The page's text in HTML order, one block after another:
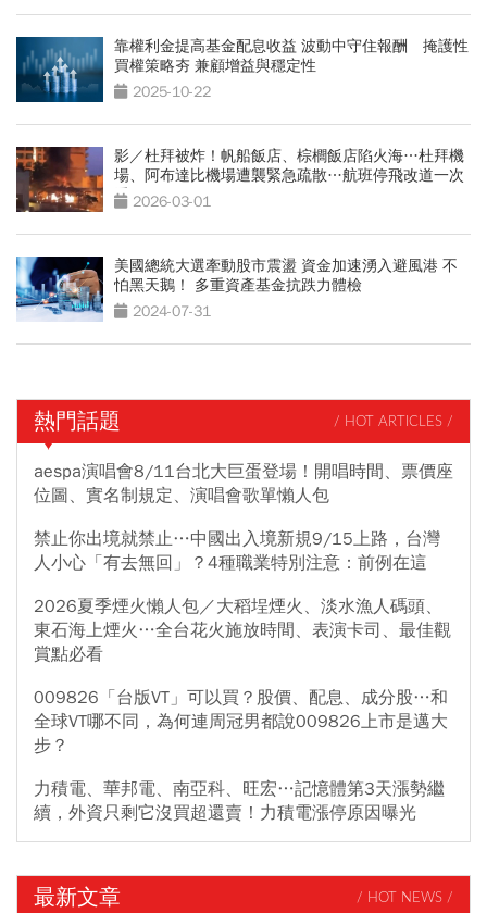
靠權利金提高基金配息收益 波動中守住報酬 掩護性
買權策略夯 兼顧增益與穩定性
2025-10-22
影／杜拜被炸！帆船飯店、棕櫚飯店陷火海…杜拜機
場、阿布達比機場遭襲緊急疏散…航班停飛改道一次
看 2026-03-01
美國總統大選牽動股市震盪 資金加速湧入避風港 不
怕黑天鵝！ 多重資產基金抗跌力體檢
2024-07-31
熱門話題 / HOT ARTICLES /
aespa演唱會8/11台北大巨蛋登場！開唱時間、票價座
位圖、實名制規定、演唱會歌單懶人包
禁止你出境就禁止…中國出入境新規9/15上路，台灣
人小心「有去無回」？4種職業特別注意：前例在這
2026夏季煙火懶人包／大稻埕煙火、淡水漁人碼頭、
東石海上煙火…全台花火施放時間、表演卡司、最佳觀
賞點必看
009826「台版VT」可以買？股價、配息、成分股…和
全球VT哪不同，為何連周冠男都說009826上市是邁大
步？
力積電、華邦電、南亞科、旺宏…記憶體第3天漲勢繼
續，外資只剩它沒買超還賣！力積電漲停原因曝光
最新文章 / HOT NEWS /